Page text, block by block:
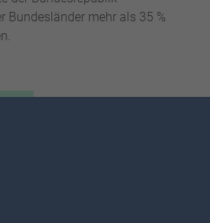
Bundesländer mehr als 35 %